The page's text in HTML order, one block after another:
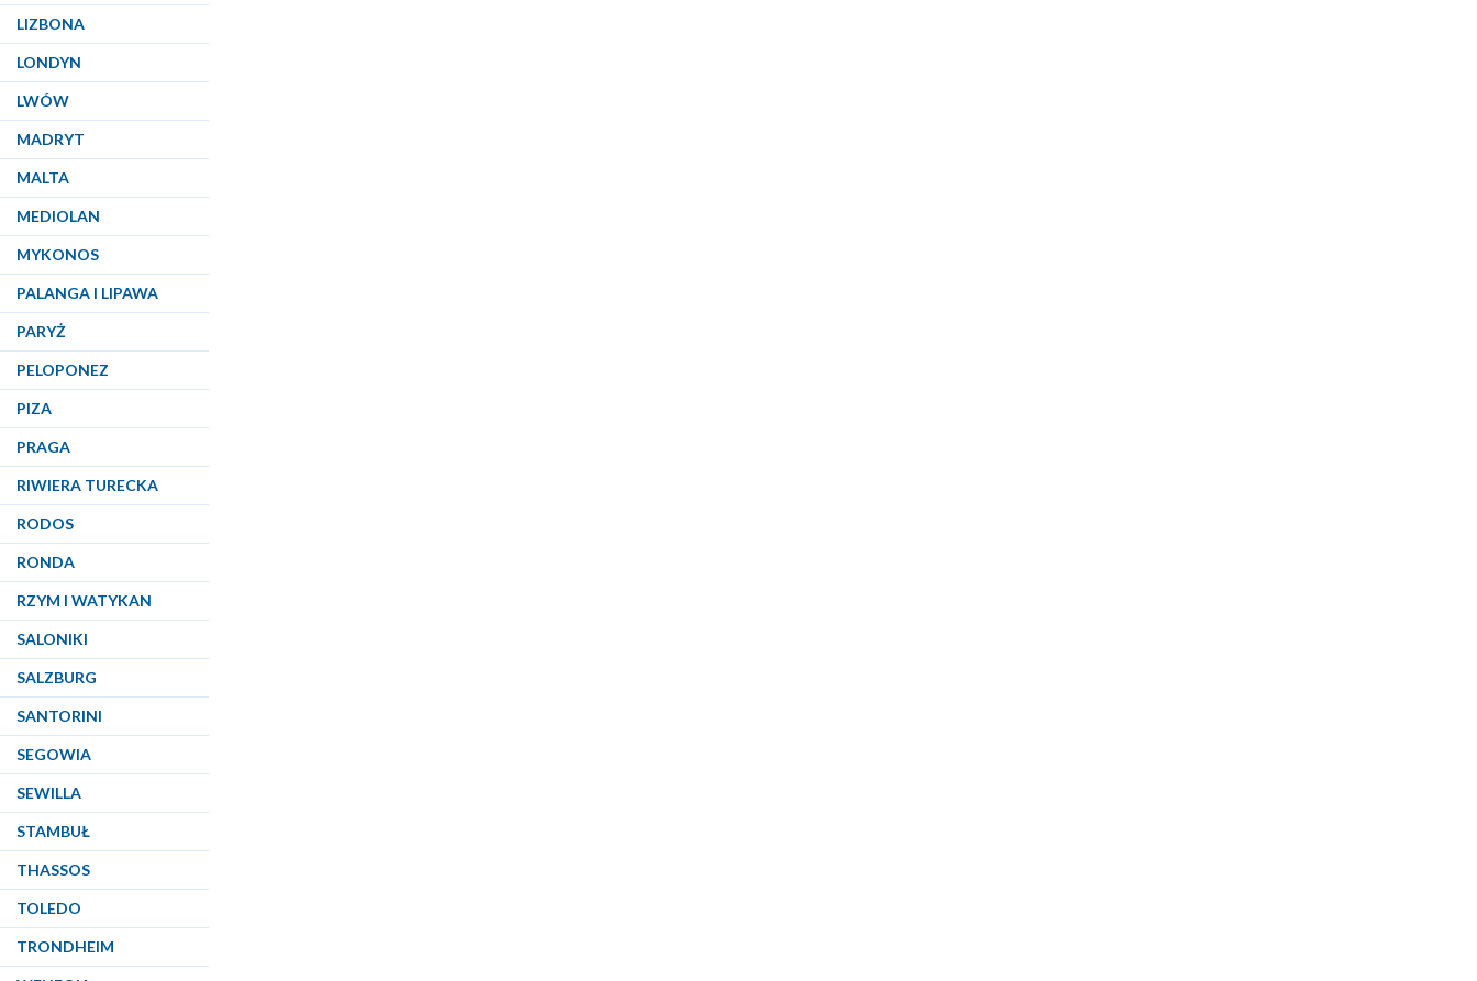
LIZBONA
LONDYN
LWÓW
MADRYT
MALTA
MEDIOLAN
MYKONOS
PALANGA I LIPAWA
PARYŻ
PELOPONEZ
PIZA
PRAGA
RIWIERA TURECKA
RODOS
RONDA
RZYM I WATYKAN
SALONIKI
SALZBURG
SANTORINI
SEGOWIA
SEWILLA
STAMBUŁ
THASSOS
TOLEDO
TRONDHEIM